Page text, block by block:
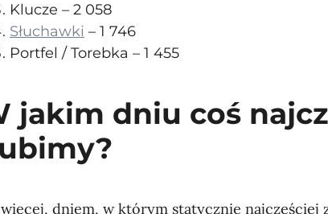
Klucze – 2 058
Słuchawki – 1 746
Portfel / Torebka – 1 455
jakim dniu coś
dniem, w którym statycznie najczęściej